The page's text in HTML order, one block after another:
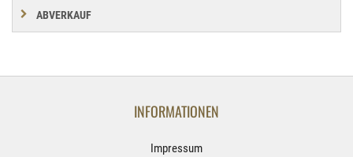
ABVERKAUF
INFORMATIONEN
Impressum